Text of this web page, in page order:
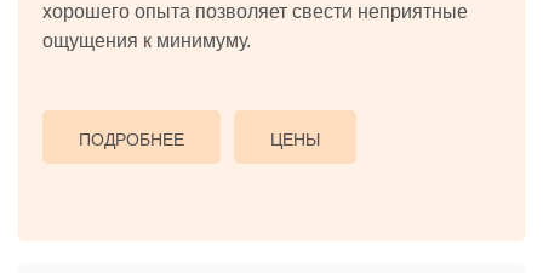
хорошего опыта позволяет свести неприятные
ощущения к минимуму.
ПОДРОБНЕЕ ЦЕНЫ